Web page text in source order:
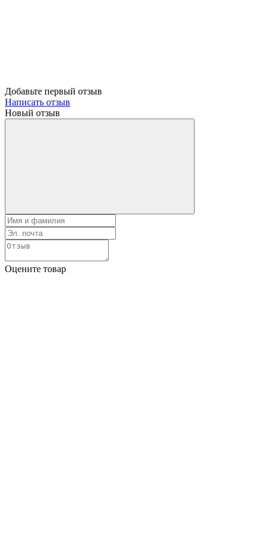
Добавьте первый отзыв
Написать отзыв
Новый отзыв
Оцените товар